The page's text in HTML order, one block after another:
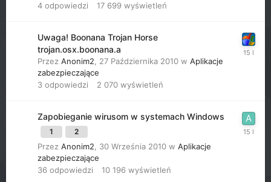
4 odpowiedzi 17 699 wyświetleń
Uwaga! Boonana Trojan Horse
trojan.osx.boonana.a
Przez Anonim2 27 Października 2010 w Aplikacje
zabezpieczające
3 odpowiedzi 2 070 wyświetleń
Zapobieganie wirusom w systemach Windows
1 2
Przez Anonim2 30 Września 2010 w Aplikacje
zabezpieczające
36 odpowiedzi 10 196 wyświetleń